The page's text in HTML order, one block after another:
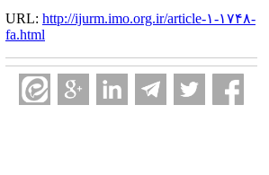
URL: http://ijurm.imo.org.ir/article-۱-۱۷۴۸-
fa.html